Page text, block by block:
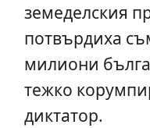
земеделския
потвърдиха
милиони
тежко
диктатор.